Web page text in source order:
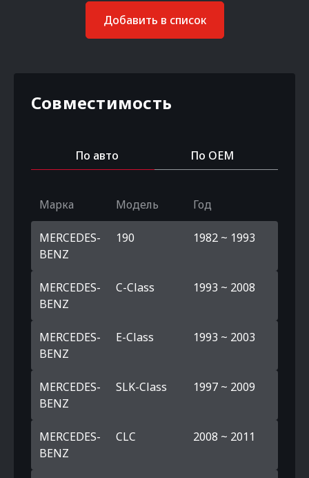
Добавить в список
Совместимость
По авто По OEM
Марка Модель Год
MERCEDES-
BENZ
190 1982 ~ 1993
MERCEDES-
BENZ
C-Class 1993 ~ 2008
MERCEDES-
BENZ
E-Class 1993 ~ 2003
MERCEDES-
BENZ
SLK-Class 1997 ~ 2009
MERCEDES-
BENZ
CLC 2008 ~ 2011